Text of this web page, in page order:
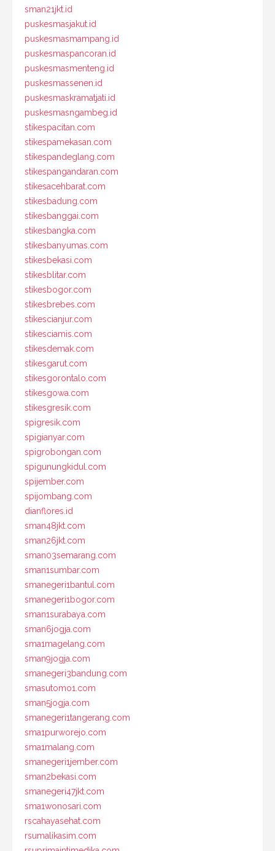
sman21jkt.id
puskesmasjakut.id
puskesmasmampang.id
puskesmaspancoran.id
puskesmasmenteng.id
puskesmassenen.id
puskesmaskramatjati.id
puskesmasngambeg.id
stikespacitan.com
stikespamekasan.com
stikespandeglang.com
stikespangandaran.com
stikesacehbarat.com
stikesbadung.com
stikesbanggai.com
stikesbangka.com
stikesbanyumas.com
stikesbekasi.com
stikesblitar.com
stikesbogor.com
stikesbrebes.com
stikescianjur.com
stikesciamis.com
stikesdemak.com
stikesgarut.com
stikesgorontalo.com
stikesgowa.com
stikesgresik.com
spigresik.com
spigianyar.com
spigrobongan.com
spigunungkidul.com
spijember.com
spijombang.com
dianflores.id
sman48jkt.com
sman26jkt.com
sman03semarang.com
sman1sumbar.com
smanegeri1bantul.com
smanegeri1bogor.com
sman1surabaya.com
sman6jogja.com
sma1magelang.com
sman9jogja.com
smanegeri3bandung.com
smasutomo1.com
sman5jogja.com
smanegeri1tangerang.com
sma1purworejo.com
sma1malang.com
smanegeri1jember.com
sman2bekasi.com
smanegeri47jkt.com
sma1wonosari.com
rscahayasehat.com
rsumalikasim.com